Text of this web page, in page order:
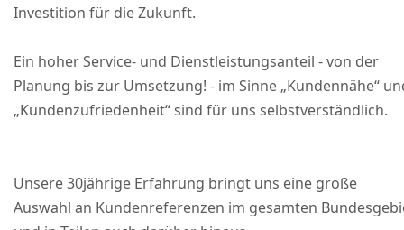
Investition für die Zukunft.
Ein hoher Service- und Dienstleistungsanteil - von der
Planung bis zur Umsetzung! - im Sinne „Kundennähe“
„Kundenzufriedenheit“ sind für uns selbstverständlich.
Unsere 30jährige Erfahrung bringt uns eine große
Auswahl an Kundenreferenzen im gesamten